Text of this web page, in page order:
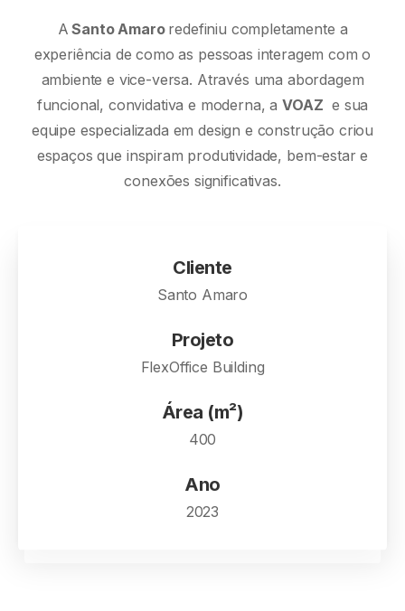
A Santo Amaro redefiniu completamente a
experiência de como as pessoas interagem com o
ambiente e vice-versa. Através uma abordagem
funcional, convidativa e moderna, a VOAZ e sua
equipe especializada em design e construção criou
espaços que inspiram produtividade, bem-estar e
conexões significativas.
Cliente
Santo Amaro
Projeto
FlexOffice Building
Área (m²)
400
Ano
2023